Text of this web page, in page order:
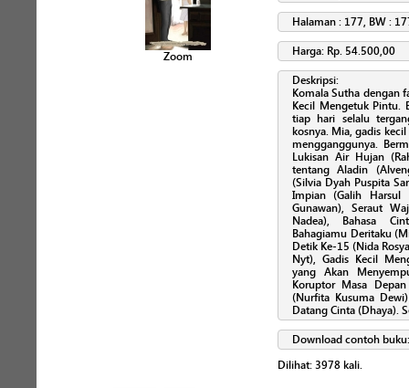
Zoom
Halaman : 177, BW :
Harga: Rp. 54.500,00
Deskripsi:
Komala Sutha dengan
Kecil Mengetuk Pintu.
tiap hari selalu
kosnya. Mia, gadis
mengganggunya.
Lukisan Air Hujan
tentang Aladin
(Silvia Dyah Puspita
Impian (Galih Harsul
Gunawan), Seraut
Nadea), Bahasa
Bahagiamu Deritaku
Detik Ke-15 (Nida
Nyt), Gadis Kecil
yang Akan
Koruptor Masa
(Nurfita Kusuma
Datang Cinta (Dhaya).
Download contoh
Dilihat: 3978 kali.